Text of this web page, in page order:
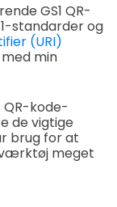
GS1 QR-
standarder og
(URI)
min
QR-kode-
de vigtige
brug for at
meget